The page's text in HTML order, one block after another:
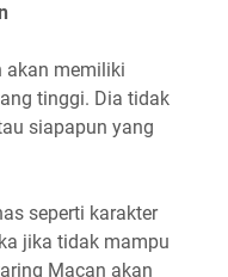
akan memiliki
tinggi. Dia tidak
siapapun yang
seperti karakter
jika tidak mampu
Macan akan